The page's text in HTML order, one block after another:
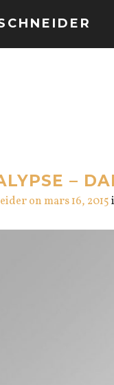
–
on mars 16, 2015